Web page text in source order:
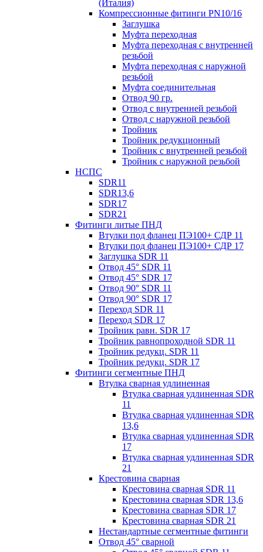
(Италия)
Компрессионные фитинги PN10/16
Заглушка
Муфта переходная
Муфта переходная с внутренней
резьбой
Муфта переходная с наружной
резьбой
Муфта соединительная
Отвод 90 гр.
Отвод с внутренней резьбой
Отвод с наружной резьбой
Тройник
Тройник редукционный
Тройник с внутренней резьбой
Тройник с наружной резьбой
НСПС
SDR11
SDR13,6
SDR17
SDR21
Фитинги литые ПНД
Втулки под фланец ПЭ100+ СДР 11
Втулки под фланец ПЭ100+ СДР 17
Заглушка SDR 11
Отвод 45° SDR 11
Отвод 45° SDR 17
Отвод 90° SDR 11
Отвод 90° SDR 17
Переход SDR 11
Переход SDR 17
Тройник равн. SDR 17
Тройник равнопроходной SDR 11
Тройник редукц. SDR 11
Тройник редукц. SDR 17
Фитинги сегментные ПНД
Втулка сварная удлиненная
Втулка сварная удлиненная SDR
11
Втулка сварная удлиненная SDR
13,6
Втулка сварная удлиненная SDR
17
Втулка сварная удлиненная SDR
21
Крестовина сварная
Крестовина сварная SDR 11
Крестовина сварная SDR 13,6
Крестовина сварная SDR 17
Крестовина сварная SDR 21
Нестандартные сегментные фитинги
Отвод 45° сварной